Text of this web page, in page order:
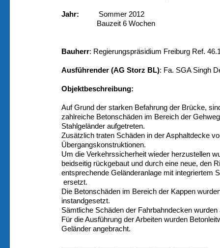
Jahr:
Sommer 2012
Bauzeit 6 Wochen
Bauherr: Regierungspräsidium Freiburg Ref.
Ausführender (AG Storz BL): Fa. SGA Singh
Objektbeschreibung:
Auf Grund der starken Befahrung der Brücke,
zahlreiche Betonschäden im Bereich der
Stahlgeländer aufgetreten.
Zusätzlich traten Schäden in der Asphaltdecke
Übergangskonstruktionen.
Um die Verkehrssicherheit wieder herzustellen
beidseitig rückgebaut und durch eine neue, den
entsprechende Geländeranlage mit integriertem
ersetzt.
Die Betonschäden im Bereich der Kappen
instandgesetzt.
Sämtliche Schäden der Fahrbahndecken
Für die Ausführung der Arbeiten wurden
Geländer angebracht.